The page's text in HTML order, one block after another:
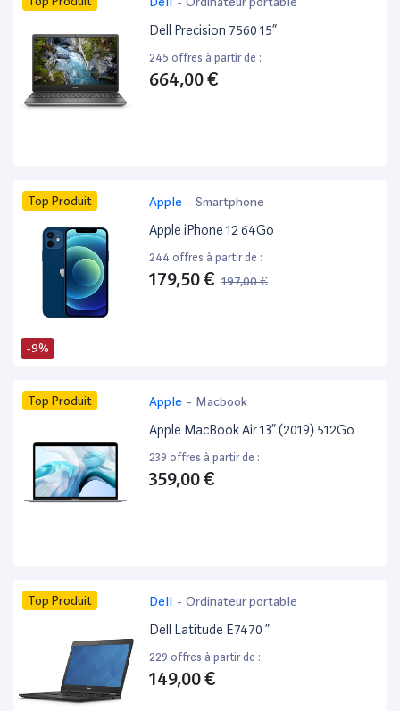
Dell Precision 7560 15”
245 offres à partir de :
664,00 €
-9%
Top Produit Apple - Smartphone
Apple iPhone 12 64Go
244 offres à partir de :
179,50 € 197,00 €
Top Produit Apple - Macbook
Apple MacBook Air 13” (2019) 512Go
239 offres à partir de :
359,00 €
Top Produit Dell - Ordinateur portable
Dell Latitude E7470 ”
229 offres à partir de :
149,00 €